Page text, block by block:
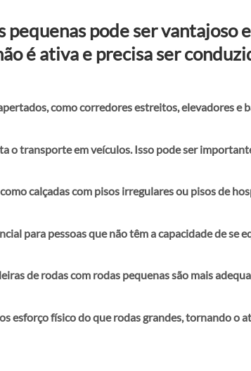
pode ser vantajoso
é ativa e precisa ser
como corredores estreitos, elevadores e
o transporte em veículos. Isso pode ser
calçadas com pisos irregulares ou pisos de
para pessoas que não têm a capacidade de se
de rodas com rodas pequenas são mais
esforço físico do que rodas grandes, tornando o